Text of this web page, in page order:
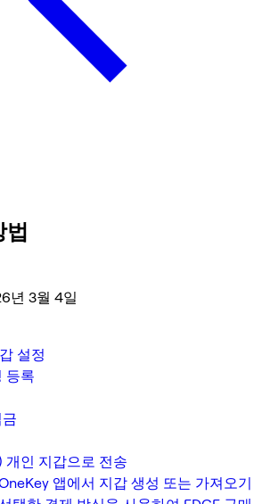
년 3월 4일
설정
등록
개인 지갑으로 전송
앱에서 지갑 생성 또는 가져오기